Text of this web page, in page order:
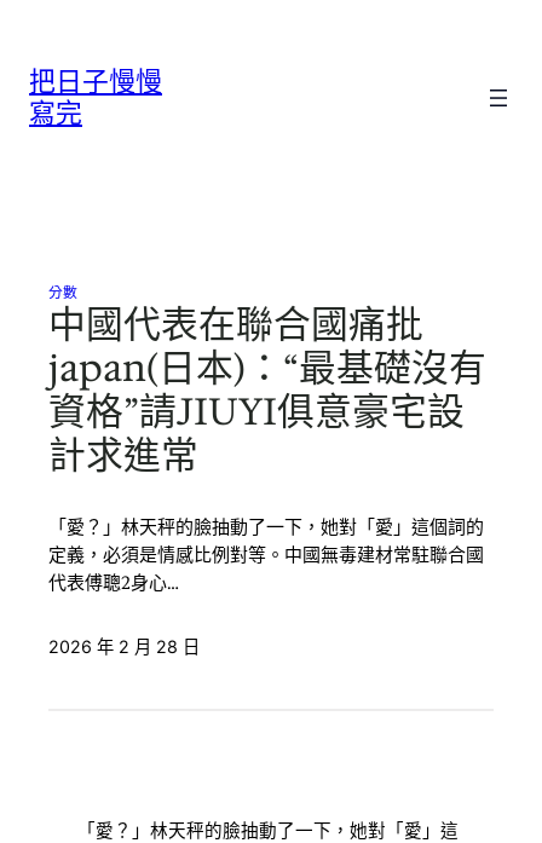
把日子慢慢
寫完
分數
中國代表在聯合國痛批
japan(日本)：“最基礎沒有
資格”請JIUYI俱意豪宅設
計求進常
「愛？」林天秤的臉抽動了一下，她對「愛」這個詞的
定義，必須是情感比例對等。中國無毒建材常駐聯合國
代表傅聰2身心…
2026 年 2 月 28 日
「愛？」林天秤的臉抽動了一下，她對「愛」這